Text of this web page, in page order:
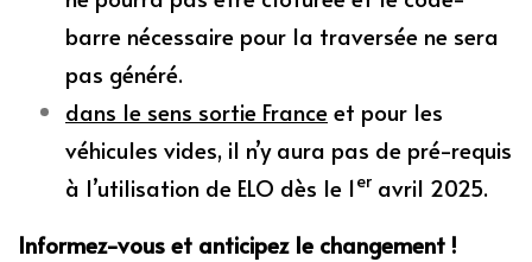
barre nécessaire pour la traversée ne sera
pas généré.
dans le sens sortie France et pour les
véhicules vides, il n’y aura pas de pré-requis
à l’utilisation de ELO dès le 1er avril 2025.
Informez-vous et anticipez le changement !